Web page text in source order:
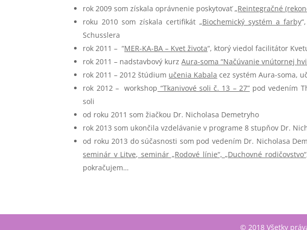
rok 2009 som získala oprávnenie poskytovať „Reintegračné
roku 2010 som získala certifikát „Biochemický systém a farby
Schusslera
rok 2011 – “MER-KA-BA – Kvet života“, ktorý viedol facilitátor
rok 2011 – nadstavbový kurzAura-soma “Načúvanie vnútornej
rok 2011 – 2012 štúdium učenia Kabala cez systém Aura-soma,
rok 2012 – workshop “Tkanivové soli č. 13 – 27”pod vedením
soli
od roku 2011 som žiačkou Dr. Nicholasa Demetryho
rok 2013 som ukončila vzdelávanie v programe 8 stupňov Dr.
od roku 2013 do súčasnosti som pod vedením Dr. Nicholasa
seminár v Litve, seminár „Rodové línie“, „Duchovné
pokračujem…
© 2018 Všetky